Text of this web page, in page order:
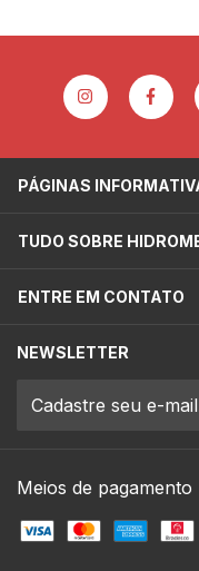
PÁGINAS
TUDO SOBRE
ENTRE EM CONTATO
NEWSLETTER
Meios de pagamento